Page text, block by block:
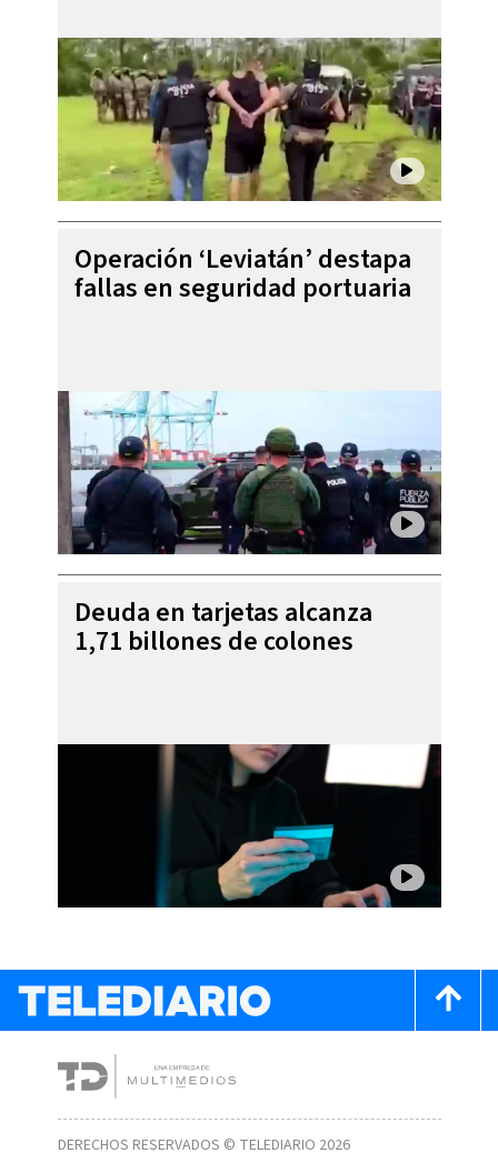
Operación ‘Leviatán’ destapa
fallas en seguridad portuaria
Deuda en tarjetas alcanza
1,71 billones de colones
DERECHOS RESERVADOS © TELEDIARIO 2026